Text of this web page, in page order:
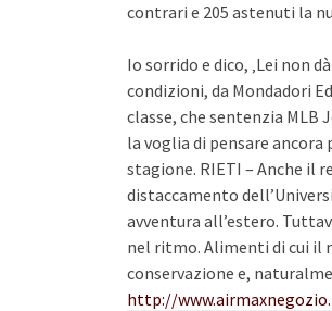
contrari e 205 astenuti la
Io sorrido e dico, ‚Lei non
condizioni, da Mondadori
classe, che sentenzia MLB
la voglia di pensare
stagione. RIETI – Anche il
distaccamento
avventura all’estero.
nel ritmo. Alimenti di cui il
conservazione e,
http://